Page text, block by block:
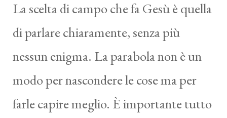
La scelta di campo che fa Gesù è quella
di parlare chiaramente, senza più
nessun enigma. La parabola non è un
modo per nascondere le cose ma per
farle capire meglio. È importante tutto